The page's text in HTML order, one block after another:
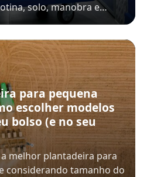
solo, manobra e…
para pequena
escolher modelos
bolso (e no seu
melhor plantadeira para
considerando tamanho do